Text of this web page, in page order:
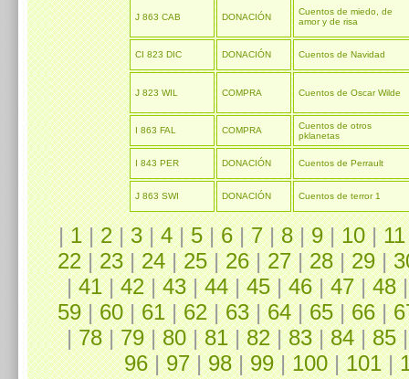
J 863 CAB DONACIÓN
Cuentos de miedo, de
amor y de risa
CI 823 DIC DONACIÓN Cuentos de Navidad
J 823 WIL COMPRA Cuentos de Oscar Wilde
I 863 FAL COMPRA
Cuentos de otros
pklanetas
I 843 PER DONACIÓN Cuentos de Perrault
J 863 SWI DONACIÓN Cuentos de terror 1
|1|2|3|4|5|6|7|8|9|10|11
22|23|24|25|26|27|28|29|
|41|42|43|44|45|46|47|48
59|60|61|62|63|64|65|66|
|78|79|80|81|82|83|84|85
96|97|98|99|100|101|